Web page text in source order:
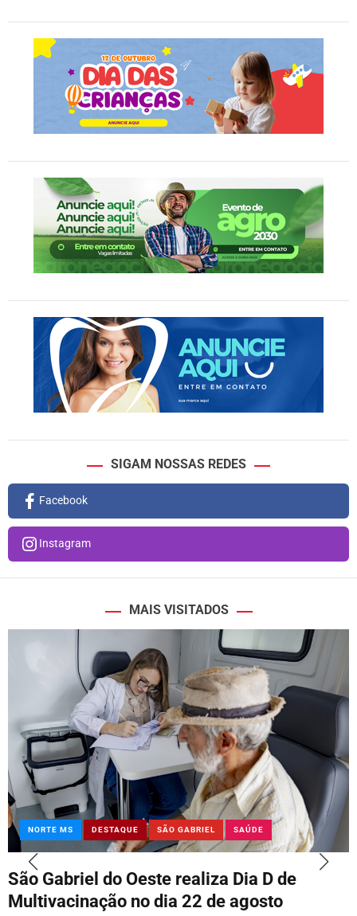
SIGAM NOSSAS REDES
Facebook
Instagram
MAIS VISITADOS
NORTE MS DESTAQUE SÃO GABRIEL SAÚDE
São Gabriel do Oeste realiza Dia D de
Multivacinação no dia 22 de agosto